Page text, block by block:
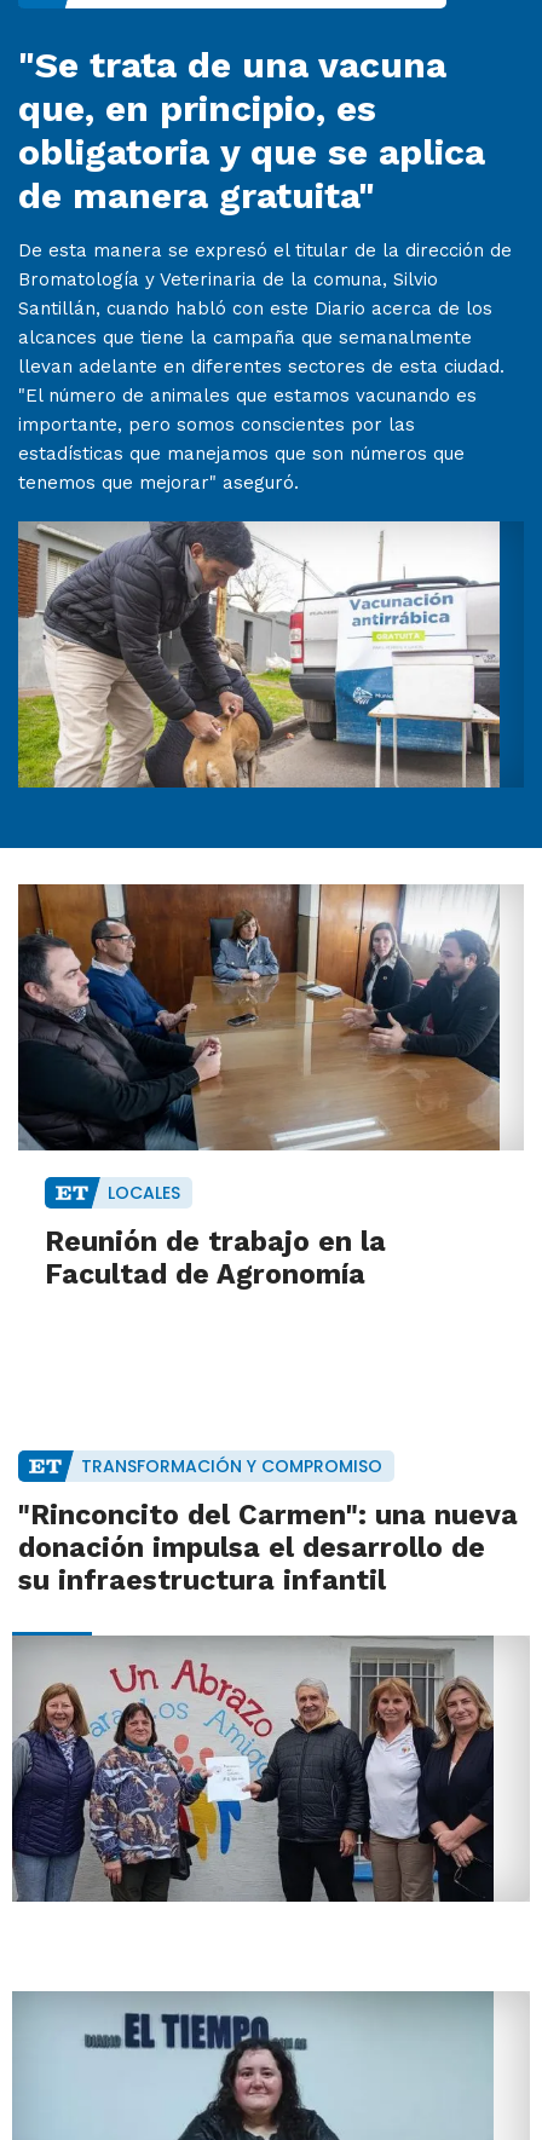
"Se trata de una vacuna
que, en principio, es
obligatoria y que se aplica
de manera gratuita"
De esta manera se expresó el titular de la dirección de
Bromatología y Veterinaria de la comuna, Silvio
Santillán, cuando habló con este Diario acerca de los
alcances que tiene la campaña que semanalmente
llevan adelante en diferentes sectores de esta ciudad.
"El número de animales que estamos vacunando es
importante, pero somos conscientes por las
estadísticas que manejamos que son números que
tenemos que mejorar" aseguró.
LOCALES
Reunión de trabajo en la
Facultad de Agronomía
TRANSFORMACIÓN Y COMPROMISO
"Rinconcito del Carmen": una nueva
donación impulsa el desarrollo de
su infraestructura infantil